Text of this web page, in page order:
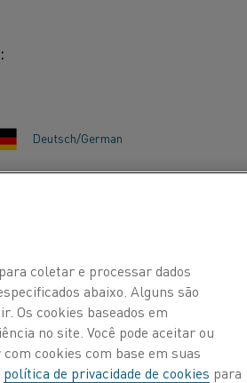
Deutsch/German
: Contate-Nos
atual é o material
altas temperaturas.
coletar e processar dados
abaixo. Alguns são
Os cookies baseados em
no site. Você pode aceitar ou
cookies com base em suas
política de privacidade de cookies para